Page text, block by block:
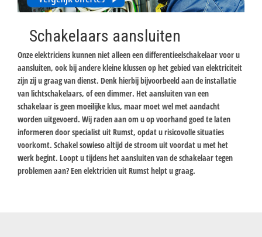
Schakelaars aansluiten
Onze elektriciens kunnen niet alleen een differentieelschakelaar voor u
aansluiten, ook bij andere kleine klussen op het gebied van elektriciteit
zijn zij u graag van dienst. Denk hierbij bijvoorbeeld aan de installatie
van lichtschakelaars, of een dimmer. Het aansluiten van een
schakelaar is geen moeilijke klus, maar moet wel met aandacht
worden uitgevoerd. Wij raden aan om u op voorhand goed te laten
informeren door specialist uit Rumst, opdat u risicovolle situaties
voorkomt. Schakel sowieso altijd de stroom uit voordat u met het
werk begint. Loopt u tijdens het aansluiten van de schakelaar tegen
problemen aan? Een elektricien uit Rumst helpt u graag.